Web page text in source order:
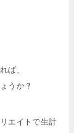
ば、
うか？
エイトで生計